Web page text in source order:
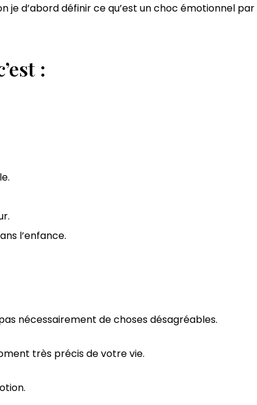
d’abord définir ce qu’est un choc émotionnel par
:
l’enfance.
nécessairement de choses désagréables.
très précis de votre vie.